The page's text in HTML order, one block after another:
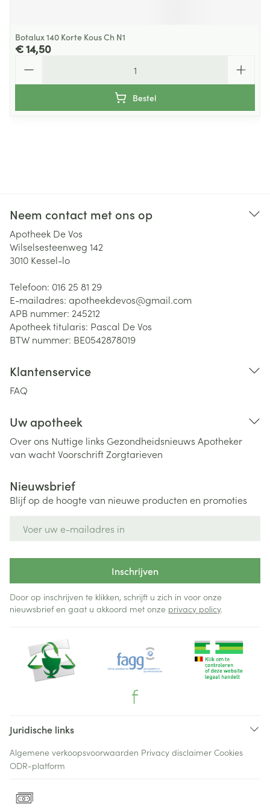
Botalux 140 Korte Kous Ch N1
€ 14,50
Bestel
Neem contact met ons op
Apotheek De Vos
Wilselsesteenweg 142
3010 Kessel-lo
Telefoon: 016 25 81 29
E-mailadres: apotheekdevos@gmail.com
APB nummer: 245212
Apotheek titularis: Pascal De Vos
BTW nummer: BE0542878019
Klantenservice
FAQ
Uw apotheek
Over ons Nuttige links Gezondheidsnieuws Apotheker
van wachtVoorschriftZorgtarieven
Nieuwsbrief
Blijf op de hoogte van nieuwe producten en promoties
Inschrijven
Door op inschrijven te klikken, schrijft u zich in voor onze
nieuwsbrief en gaat u akkoord met onze privacy policy.
Juridische links
Algemene verkoopsvoorwaarden Privacy disclaimer Cookies
ODR-platform